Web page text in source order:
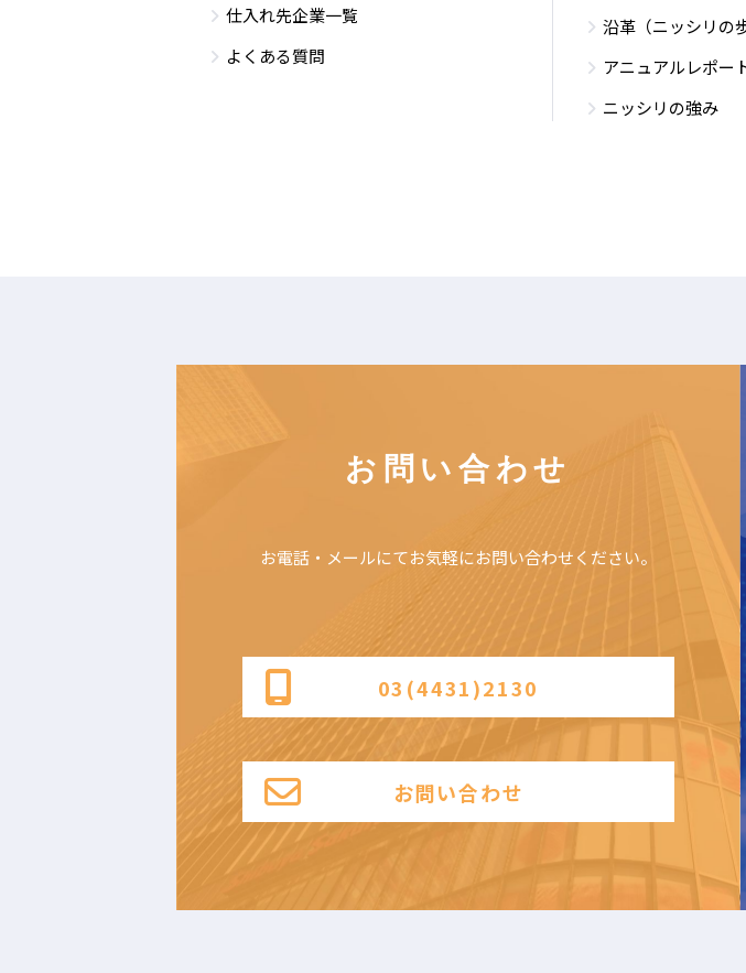
仕入れ先企業一覧
よくある質問
沿革（ニッシリの
アニュアルレポー
ニッシリの強み
お問い合わせ
お電話・メールにてお気軽にお問い合わせください。
03(4431)2130
お問い合わせ